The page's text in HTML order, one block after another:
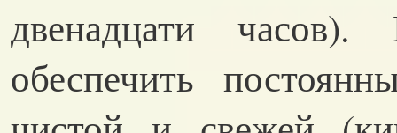
двенадцати
обеспечить